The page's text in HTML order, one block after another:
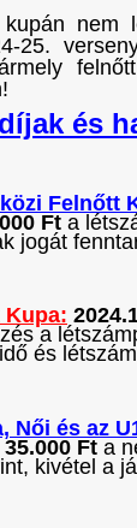
kupán nem
25.
és
Felnőtt
Ft a
jogát
Kupa:
a
és
Női és az
Ft a
kivétel a